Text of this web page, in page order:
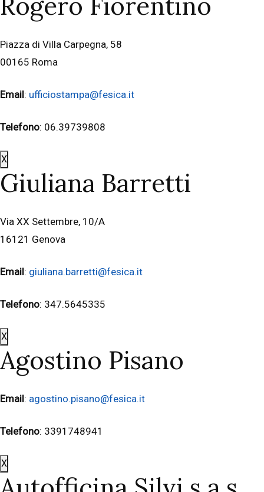
Piazza di Villa Carpegna, 58
00165 Roma
Email: ufficiostampa@fesica.it
Telefono: 06.39739808
X
Giuliana Barretti
Via XX Settembre, 10/A
16121 Genova
Email: giuliana.barretti@fesica.it
Telefono: 347.5645335
X
Agostino Pisano
Email: agostino.pisano@fesica.it
Telefono: 3391748941
X